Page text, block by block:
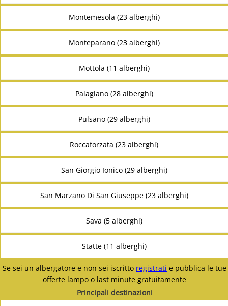
Montemesola (23 alberghi)
Monteparano (23 alberghi)
Mottola (11 alberghi)
Palagiano (28 alberghi)
Pulsano (29 alberghi)
Roccaforzata (23 alberghi)
San Giorgio Ionico (29 alberghi)
San Marzano Di San Giuseppe (23 alberghi)
Sava (5 alberghi)
Statte (11 alberghi)
Se sei un albergatore e non sei iscritto registrati e pubblica le tue
offerte lampo o last minute gratuitamente
Principali destinazioni